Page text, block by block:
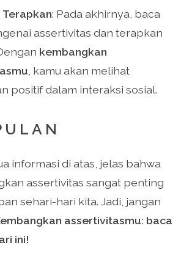
Terapkan: Pada akhirnya, baca
assertivitas dan terapkan
kembangkan
, kamu akan melihat
positif dalam interaksi sosial.
informasi di atas, jelas bahwa
assertivitas sangat penting
sehari-hari kita. Jadi, jangan
assertivitasmu: baca
ini!